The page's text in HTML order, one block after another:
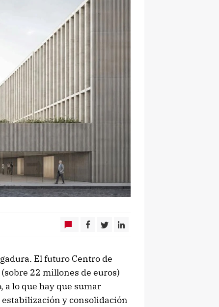
El futuro Centro de
22 millones de euros)
a lo que hay que sumar
y consolidación